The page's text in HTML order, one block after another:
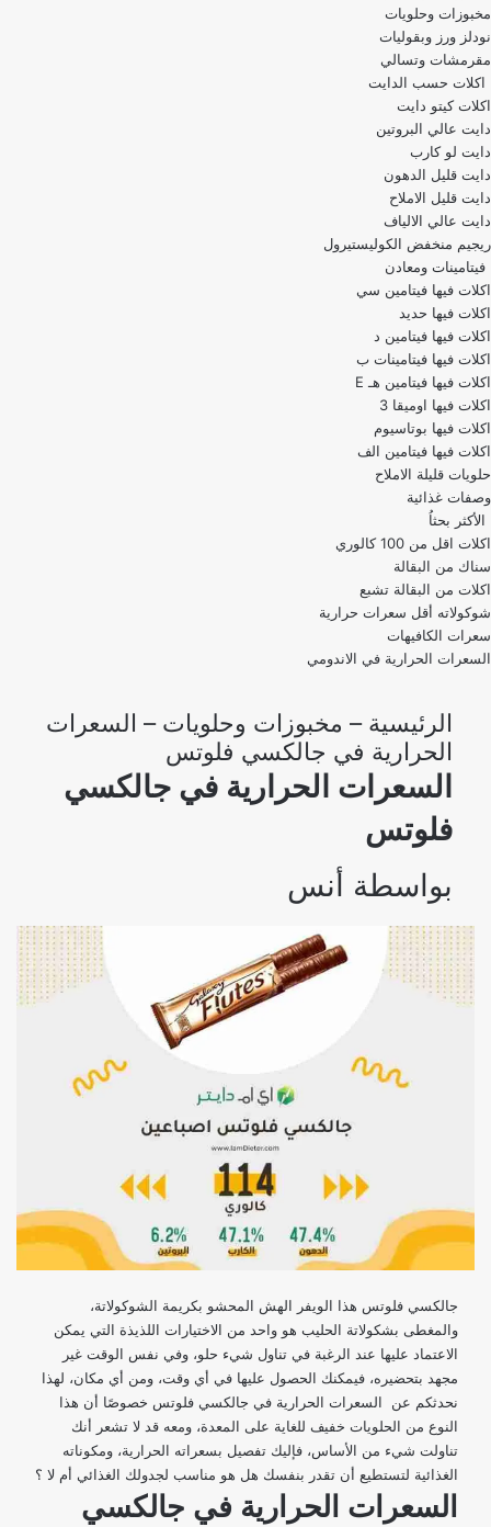
مخبوزات وحلويات
نودلز ورز وبقوليات
مقرمشات وتسالي
اكلات حسب الدايت
اكلات كيتو دايت
دايت عالي البروتين
دايت لو كارب
دايت قليل الدهون
دايت قليل الاملاح
دايت عالي الالياف
ريجيم منخفض الكوليستيرول
فيتامينات ومعادن
اكلات فيها فيتامين سي
اكلات فيها حديد
اكلات فيها فيتامين د
اكلات فيها فيتامينات ب
اكلات فيها فيتامين هـ E
اكلات فيها اوميقا 3
اكلات فيها بوتاسيوم
اكلات فيها فيتامين الف
حلويات قليلة الاملاح
وصفات غذائية
الأكثر بحثاُ
اكلات اقل من 100 كالوري
اكلات من البقالة تشبع
شوكولاته أقل سعرات حرارية
سعرات الكافيهات
السعرات الحرارية في الاندومي
الرئيسية – مخبوزات وحلويات – السعرات
الحرارية في جالكسي فلوتس
السعرات الحرارية في جالكسي
فلوتس
بواسطة أنس
جالكسي فلوتس هذا الويفر الهش المحشو بكريمة الشوكولاتة،
والمغطى بشكولاتة الحليب هو واحد من الاختيارات اللذيذة التي يمكن
الاعتماد عليها عند الرغبة في تناول شيء حلو، وفي نفس الوقت غير
مجهد بتحضيره، فيمكنك الحصول عليها في أي وقت، ومن أي مكان، لهذا
نحدثكم عن السعرات الحرارية في جالكسي فلوتس خصوصًا أن هذا
النوع من الحلويات خفيف للغاية على المعدة، ومعه قد لا تشعر أنك
تناولت شيء من الأساس، فإليك تفصيل بسعراته الحرارية، ومكوناته
الغذائية لتستطيع أن تقدر بنفسك هل هو مناسب لجدولك الغذائي أم لا ؟
السعرات الحرارية في جالكسي